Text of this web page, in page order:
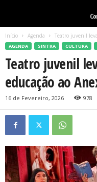
Início Agenda Teatro juvenil
AGENDA SINTRA CULTURA
Teatro juvenil
educação ao
16 de Fevereiro, 2026 978